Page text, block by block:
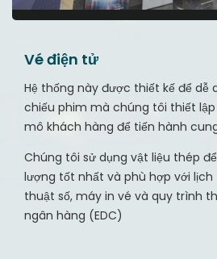
Vé điện tử
Hệ thống này được thiết kế để dễ
chiếu phim mà chúng tôi thiết
mô khách hàng để tiến hành
Chúng tôi sử dụng vật liệu thép
lượng tốt nhất và phù hợp với lịch
thuật số, máy in vé và quy trình
ngân hàng (EDC)